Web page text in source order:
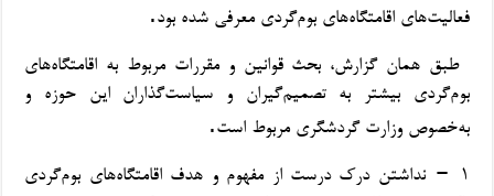
فعالیت‌های اقامتگاه‌های بوم‌گردی معرفی شده بود.
طبق همان گزارش، بحث قوانین و مقررات مربوط به اقامتگاه‌های
بوم‌گردی بیشتر به تصمیم‌گیران و سیاست‌گذاران این حوزه و
به‌خصوص وزارت گردشگری مربوط است.
۱ –نداشتن درک درست از مفهوم و هدف اقامتگاه‌های بوم‌گردی